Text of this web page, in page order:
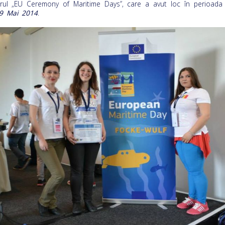
„EU Ceremony of Maritime Days”, care a avut loc în
Mai 2014.